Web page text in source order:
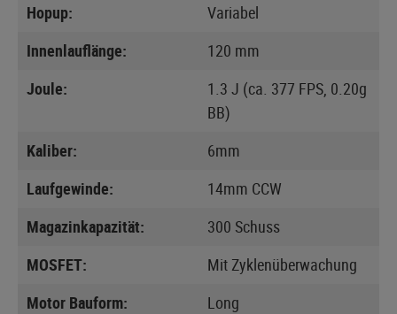
Hopup:
Variabel
Innenlauflänge:
120 mm
Joule:
1.3 J (ca. 377 FPS, 0.20g
BB)
Kaliber:
6mm
Laufgewinde:
14mm CCW
Magazinkapazität:
300 Schuss
MOSFET:
Mit Zyklenüberwachung
Motor Bauform:
Long